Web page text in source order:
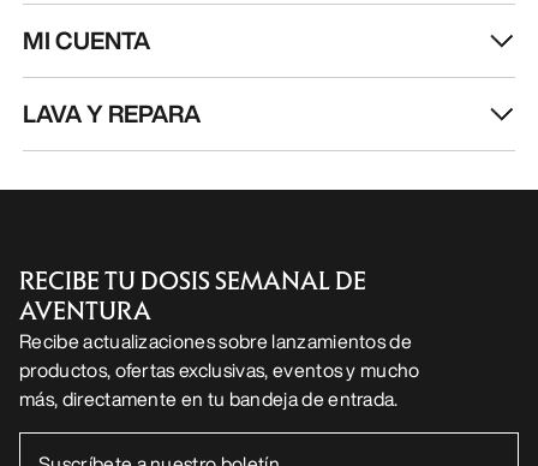
MI CUENTA
LAVA Y REPARA
RECIBE TU DOSIS SEMANAL DE
AVENTURA
Recibe actualizaciones sobre lanzamientos de
productos, ofertas exclusivas, eventos y mucho
más, directamente en tu bandeja de entrada.